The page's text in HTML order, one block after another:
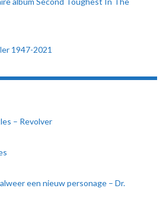
1947-2021
– Revolver
een nieuw personage – Dr.